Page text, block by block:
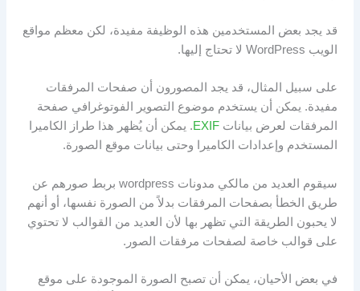
قد يجد بعض المستخدمين هذه الوظيفة مفيدة، لكن معظم مواقع
الويب WordPress لا تحتاج إليها.
على سبيل المثال، قد يجد المصورون أن صفحات المرفقات
مفيدة. يمكن أن يستخدم موضوع التصوير الفوتوغرافي صفحة
المرفقات لعرض بيانات
. يمكن أن يُظهر هذا طراز الكاميرا
المستخدم وإعدادات الكاميرا وحتى بيانات موقع الصورة.
سيقوم العديد من مالكي مدونات wordpress بربط صورهم عن
طريق الخطأ بصفحات المرفقات بدلاً من الصورة نفسها، أو أنهم
لا يحبون الطريقة التي تظهر بها لأن العديد من القوالب لا تحتوي
على قوالب خاصة لصفحات مرفقات الصور.
في بعض الأحيان، يمكن أن تصبح الصورة الموجودة على موقع